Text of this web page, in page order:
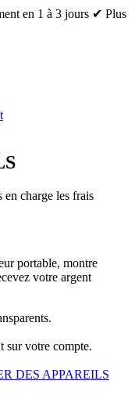
en 1 à 3 jours ✔ Plus
en charge les frais
portable, montre
votre argent
sur votre compte.
DES APPAREILS